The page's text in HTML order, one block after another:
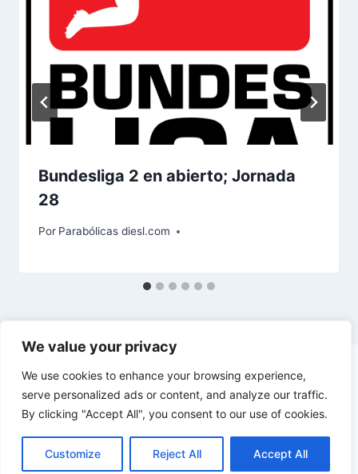
We value your privacy
We use cookies to enhance your browsing experience,
serve personalized ads or content, and analyze our traffic.
By clicking "Accept All", you consent to our use of cookies.
Customize Reject All Accept All
Bundesliga 2 en abierto; Jornada
28
Por Parabólicas diesl.com
© 2026 diesl.com - Tema para WordPress por
Kadence WP